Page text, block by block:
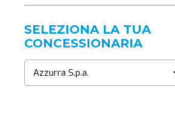
SELEZIONA LA TUA
CONCESSIONARIA